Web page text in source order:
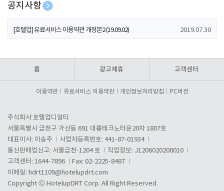
공지사항
[호텔업] 개인정보 처리방침 개정본1 (19.09.02)
[호텔업] 유료서비스 이용약관 개정본2 (19.09.02) 2019.07.30
홈 광고제휴 고객센터
이용약관 유료서비스 이용약관 개인정보처리방침 PC버전
주식회사 호텔업디알티
서울특별시 금천구 가산동 691 대륭테크노타운20차 1807호
대표이사: 이송주
사업자등록번호: 441-87-01934
통신판매업신고: 서울금천-1204 호
직업정보: J1206020200010
고객센터: 1644-7896
Fax: 02-2225-8487
이메일: hdrt1109@hotelupdrt.com
Copyright ⓒ HotelupDRT Corp. All Right Reserved.